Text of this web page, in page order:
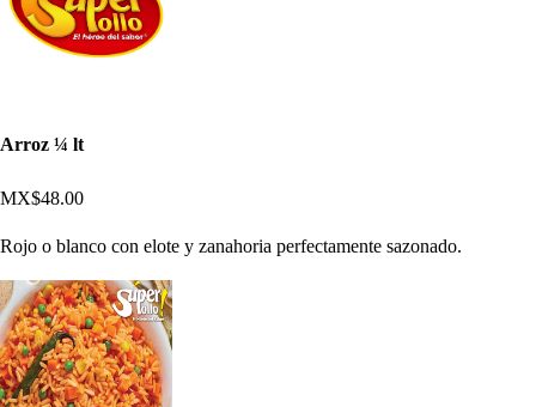
Arroz ¼ lt
MX$48.00
Rojo o blanco con elote y zanahoria perfectamente sazonado.